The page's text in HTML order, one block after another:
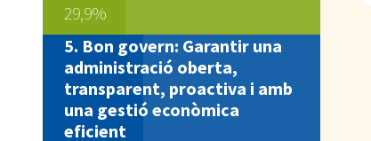
29,9%
Bon govern: Garantir una
administració oberta,
transparent, proactiva i amb
una gestió econòmica
eficient